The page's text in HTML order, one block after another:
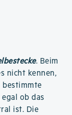
. Beim
nicht kennen,
egal ob das
ist. Die